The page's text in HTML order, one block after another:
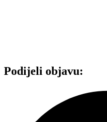
Podijeli objavu: